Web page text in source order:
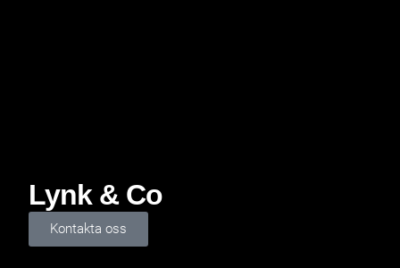
Lynk & Cohos
Kontakta oss